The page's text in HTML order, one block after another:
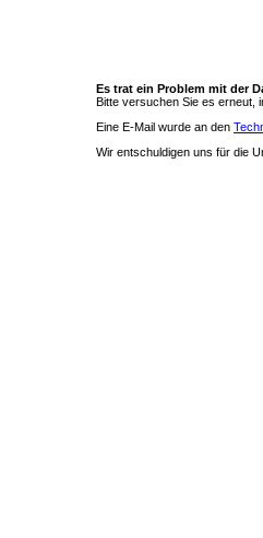
Es trat ein Problem mit der
Bitte versuchen Sie es erneut,
Eine E-Mail wurde an den
Wir entschuldigen uns für die